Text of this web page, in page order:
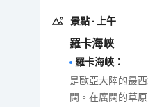
景點 · 上午
羅卡海峽
羅卡海峽 ：
是歐亞大陸的最
闊。在廣闊的草